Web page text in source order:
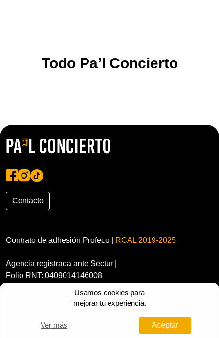
Todo Pa’l Concierto
Contacto
Contrato de adhesión Profeco | RCAL 2019-2025
Agencia registrada ante Sectur |
Folio RNT: 0409014146008
Usamos cookies para
mejorar tu experiencia.
Ver más Aceptar